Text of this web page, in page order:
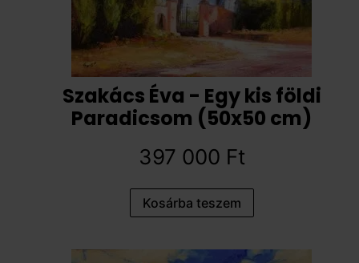
Szakács Éva - Egy kis földi
Paradicsom (50x50 cm)
397 000 Ft
Kosárba teszem